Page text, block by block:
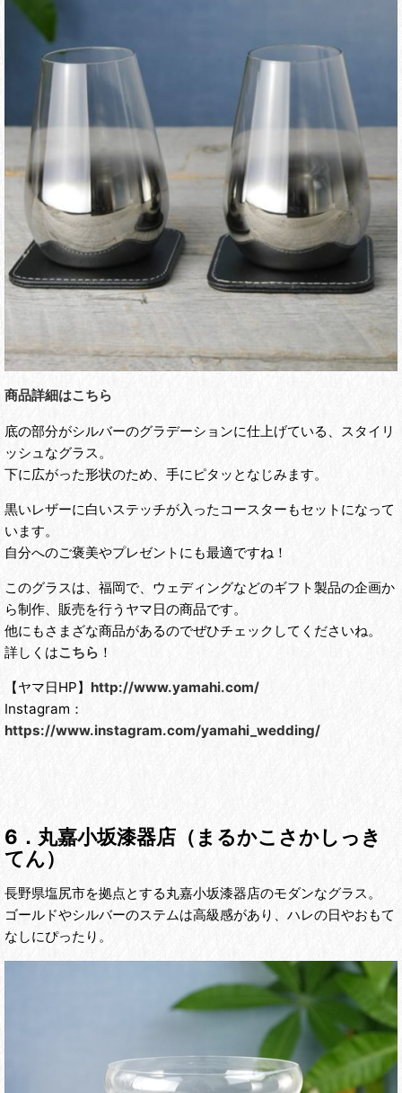
商品詳細はこちら
底の部分がシルバーのグラデーションに仕上げている、スタイリ
ッシュなグラス。
下に広がった形状のため、手にピタッとなじみます。
黒いレザーに白いステッチが入ったコースターもセットになって
います。
自分へのご褒美やプレゼントにも最適ですね！
このグラスは、福岡で、ウェディングなどのギフト製品の企画か
ら制作、販売を行うヤマ日の商品です。
他にもさまざな商品があるのでぜひチェックしてくださいね。
詳しくはこちら ！
【ヤマ日HP】 http://www.yamahi.com/
Instagram：
https://www.instagram.com/yamahi_wedding/
6．丸嘉小坂漆器店（まるかこさかしっき
てん）
長野県塩尻市を拠点とする丸嘉小坂漆器店のモダンなグラス。
ゴールドやシルバーのステムは高級感があり、ハレの日やおもて
なしにぴったり。